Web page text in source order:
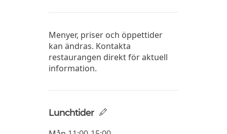
Menyer, priser och öppettider
kan ändras. Kontakta
restaurangen direkt för aktuell
information.
Lunchtider